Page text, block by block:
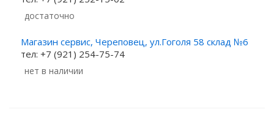
Достаточно
Магазин сервис, Череповец, ул.Гоголя 58 склад №6
тел: +7 (921) 254-75-74
Нет в наличии